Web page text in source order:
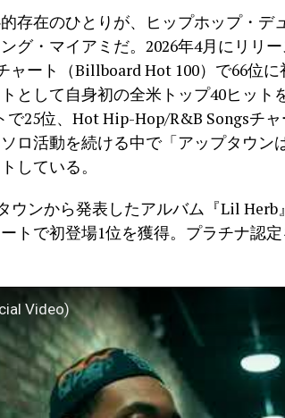
存在のひとりが、ヒップホップ・デ
グ・マイアミだ。2026年4月にリリ
ート（Billboard Hot 100）で66位に
として自身初の全米トップ40ヒット
で25位、Hot Hip-Hop/R&B Songsチ
ロ活動を続ける中で「アップタウン
している。
ウンから発表したアルバム『Lil Herb
トで初登場1位を獲得。プラチナ認
Video)